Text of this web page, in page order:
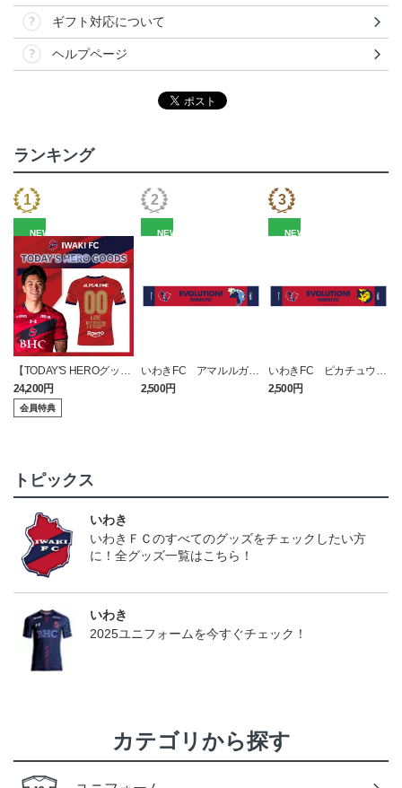
ギフト対応について
ヘルプページ
ランキング
NEW
【TODAY'S HEROグッ
ズ】数量限定！2026 1st
レプリカユニフォーム
（今治戦）
24,200円
会員特典
NEW
いわきFC アマルルガ
タオルマフラー
2,500円
NEW
いわきFC ピカチュウ
タオルマフラー
2,500円
トピックス
いわき
いわきＦＣのすべてのグッズをチェックしたい方
に！全グッズ一覧はこちら！
いわき
2025ユニフォームを今すぐチェック！
カテゴリから探す